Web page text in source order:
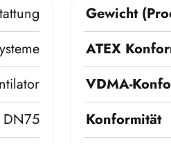
DN75
Gewicht
ATEX
VDMA-
Konformität